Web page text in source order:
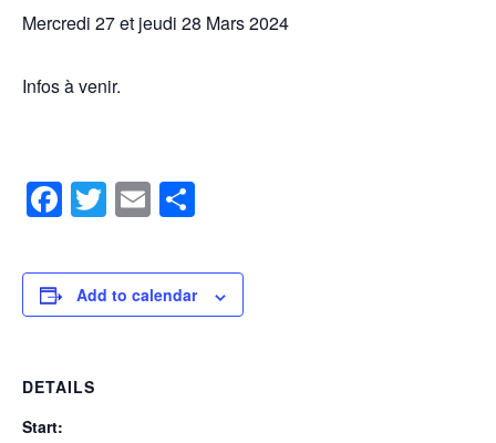
Mercredi 27 et jeudi 28 Mars 2024
Infos à venir.
Facebook
Twitter
Email
Add to calendar
DETAILS
Start: